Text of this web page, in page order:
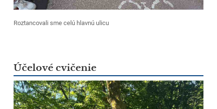
Roztancovali sme celú hlavnú ulicu
Účelové cvičenie